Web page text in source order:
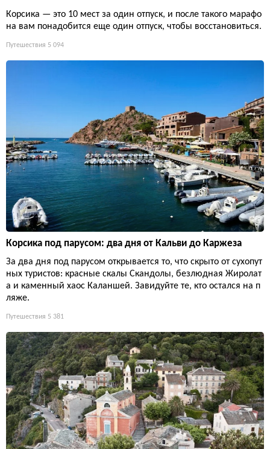
Корсика — это 10 мест за один отпуск, и после такого марафо
на вам понадобится еще один отпуск, чтобы восстановиться.
Путешествия 5 094
Корсика под парусом: два дня от Кальви до Каржеза
За два дня под парусом открывается то, что скрыто от сухопут
ных туристов: красные скалы Скандолы, безлюдная Жиролат
а и каменный хаос Каланшей. Завидуйте те, кто остался на п
ляже.
Путешествия 5 381